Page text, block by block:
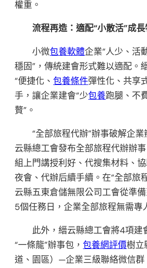
權重。
流程再造：適配“小散活”成
小微包養軟體企業“人少、活
穩固”，傳統建會形式難以適配。
“便捷化、包養條件彈性化、共享
手，讓企業建會“少包養跑腿、不
贅”。
“全部旅程代辦”辦事破解企
云縣總工會發布全部旅程代辦辦
組上門講授利好、代搜集材料、
夜會、代辦后續手續。在“全部旅
云縣五東倉儲無限公司工會從準
5個任務日，企業全部旅程無需專
此外，縉云縣總工會將4項建
“一條龍”辦事包，包養網評價樹
道、園區）—企業三級聯絡微信